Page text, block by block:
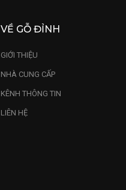
VỀ GỖ ĐỈNH
GIỚI THIỆU
NHÀ CUNG CẤP
KÊNH THÔNG TIN
LIÊN HỆ